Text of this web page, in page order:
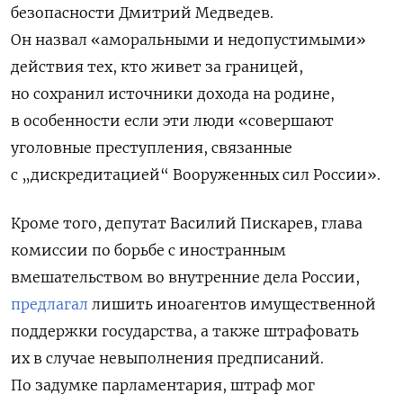
безопасности Дмитрий Медведев.
Он назвал «аморальными и недопустимыми»
действия тех, кто живет за границей,
но сохранил источники дохода на родине,
в особенности если эти люди «совершают
уголовные преступления, связанные
с „дискредитацией“ Вооруженных сил России».
Кроме того, депутат Василий Пискарев, глава
комиссии по борьбе с иностранным
вмешательством во внутренние дела России,
предлагал лишить иноагентов имущественной
поддержки государства, а также штрафовать
их в случае невыполнения предписаний.
По задумке парламентария, штраф мог